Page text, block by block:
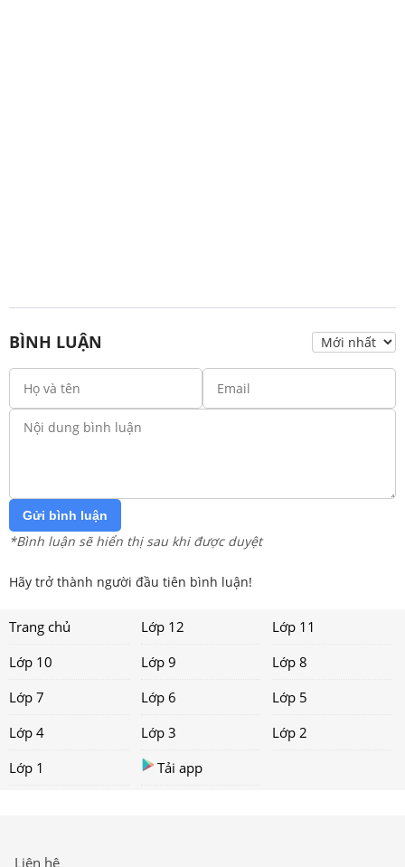
BÌNH LUẬN
Gửi bình luận
*Bình luận sẽ hiển thị sau khi được duyệt
Hãy trở thành người đầu tiên bình luận!
Trang chủ Lớp 12
Lớp 11
Lớp 10
Lớp 9
Lớp 8
Lớp 7
Lớp 6
Lớp 5
Lớp 4
Lớp 3
Lớp 2
Lớp 1
Tải app
Liên hệ